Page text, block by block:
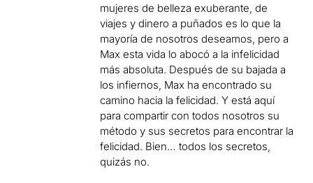
mujeres de belleza exuberante, de
viajes y dinero a puñados es lo que la
mayoría de nosotros deseamos, pero a
Max esta vida lo abocó a la infelicidad
más absoluta. Después de su bajada a
los infiernos, Max ha encontrado su
camino hacia la felicidad. Y está aquí
para compartir con todos nosotros su
método y sus secretos para encontrar la
felicidad. Bien… todos los secretos,
quizás no.